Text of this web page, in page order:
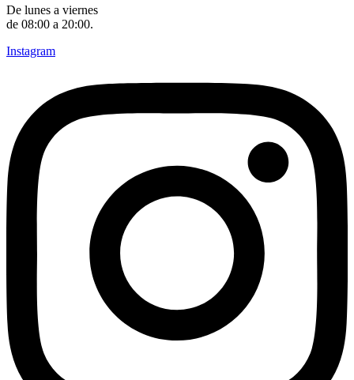
De lunes a viernes
de 08:00 a 20:00.
Instagram